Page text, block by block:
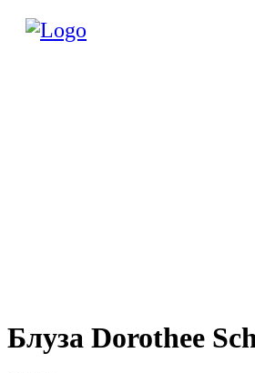
Блуза Dorothee